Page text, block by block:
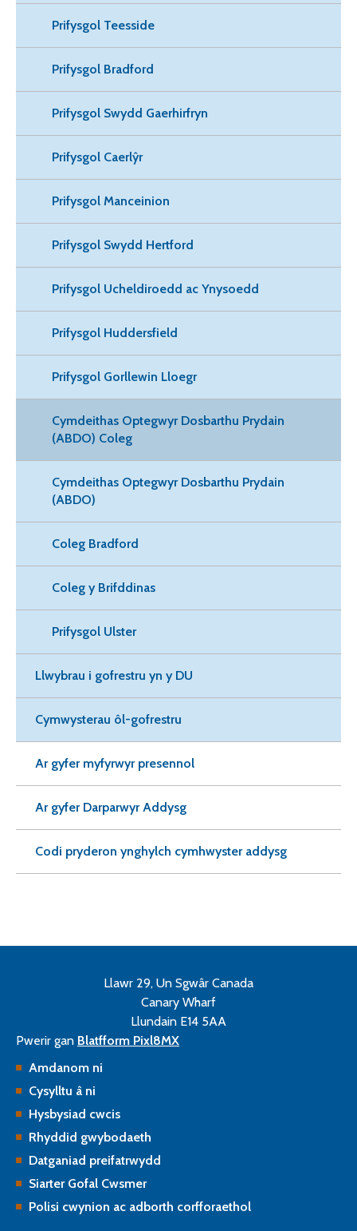
Prifysgol Teesside
Prifysgol Bradford
Prifysgol Swydd Gaerhirfryn
Prifysgol Caerlŷr
Prifysgol Manceinion
Prifysgol Swydd Hertford
Prifysgol Ucheldiroedd ac Ynysoedd
Prifysgol Huddersfield
Prifysgol Gorllewin Lloegr
Cymdeithas Optegwyr Dosbarthu Prydain
(ABDO) Coleg
Cymdeithas Optegwyr Dosbarthu Prydain
(ABDO)
Coleg Bradford
Coleg y Brifddinas
Prifysgol Ulster
Llwybrau i gofrestru yn y DU
Cymwysterau ôl-gofrestru
Ar gyfer myfyrwyr presennol
Ar gyfer Darparwyr Addysg
Codi pryderon ynghylch cymhwyster addysg
Llawr 29, Un Sgwâr Canada
Canary Wharf
Llundain E14 5AA
Pwerir gan Blatfform Pixl8MX
Amdanom ni
Cysylltu â ni
Hysbysiad cwcis
Rhyddid gwybodaeth
Datganiad preifatrwydd
Siarter Gofal Cwsmer
Polisi cwynion ac adborth corfforaethol